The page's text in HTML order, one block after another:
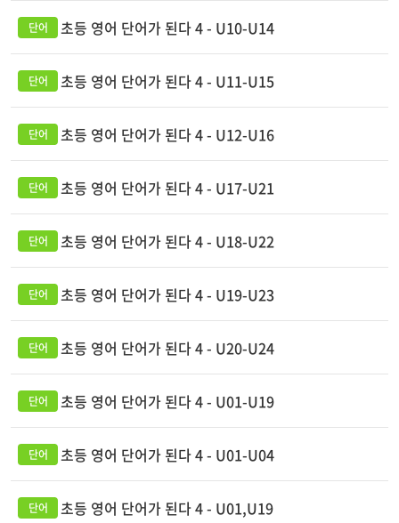
초등 영어 단어가 된다 4 - U10-U14
초등 영어 단어가 된다 4 - U11-U15
초등 영어 단어가 된다 4 - U12-U16
초등 영어 단어가 된다 4 - U17-U21
초등 영어 단어가 된다 4 - U18-U22
초등 영어 단어가 된다 4 - U19-U23
초등 영어 단어가 된다 4 - U20-U24
초등 영어 단어가 된다 4 - U01-U19
초등 영어 단어가 된다 4 - U01-U04
초등 영어 단어가 된다 4 - U01,U19